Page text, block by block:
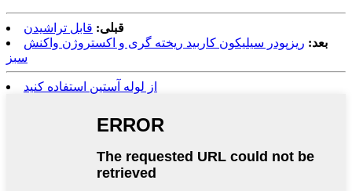
قبلی: قابل تراشیدن
بعد: ریزپودر سیلیکون کاربید ریخته گری و اکستروژن واکنش
سبز
از لوله آستین استفاده کنید